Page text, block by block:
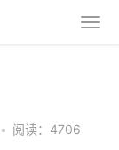
• 阅读：4706